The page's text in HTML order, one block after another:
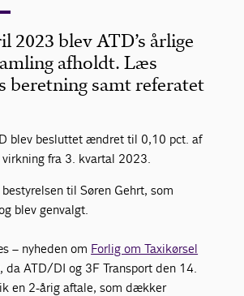
2023 blev ATD’s årlige
afholdt. Læs
beretning samt referatet
blev besluttet ændret til 0,10 pct. af
fra 3. kvartal 2023.
til Søren Gehrt, som
blev genvalgt.
– nyheden om Forlig om Taxikørsel
, da ATD/DI og 3F Transport den 14.
en 2-årig aftale, som dækker